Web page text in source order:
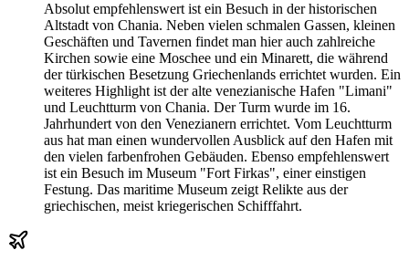
Absolut empfehlenswert ist ein Besuch in der historischen
Altstadt von Chania. Neben vielen schmalen Gassen, kleinen
Geschäften und Tavernen findet man hier auch zahlreiche
Kirchen sowie eine Moschee und ein Minarett, die während
der türkischen Besetzung Griechenlands errichtet wurden. Ein
weiteres Highlight ist der alte venezianische Hafen "Limani"
und Leuchtturm von Chania. Der Turm wurde im 16.
Jahrhundert von den Venezianern errichtet. Vom Leuchtturm
aus hat man einen wundervollen Ausblick auf den Hafen mit
den vielen farbenfrohen Gebäuden. Ebenso empfehlenswert
ist ein Besuch im Museum "Fort Firkas", einer einstigen
Festung. Das maritime Museum zeigt Relikte aus der
griechischen, meist kriegerischen Schifffahrt.